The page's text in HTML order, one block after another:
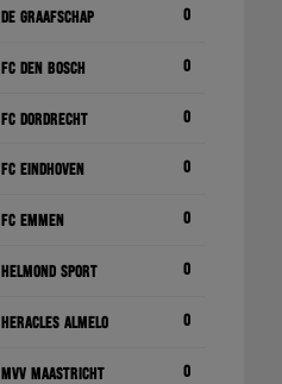
De Graafschap 0
FC Den Bosch 0
FC Dordrecht 0
FC Eindhoven 0
FC Emmen 0
Helmond Sport 0
Heracles Almelo 0
MVV Maastricht 0